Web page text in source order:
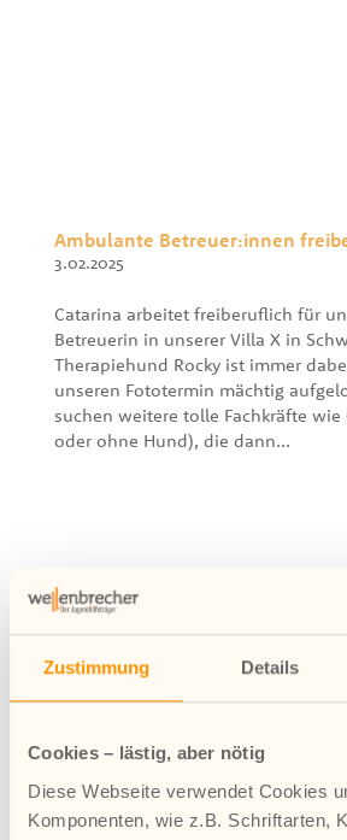
Zustimmung Details
Cookies – lästig, aber nötig
Diese Webseite verwendet Cookies
Komponenten, wie z.B. Schriftarten,
Ambulante Betreuer:innen
3.02.2025
Catarina arbeitet freiberuflich für
Betreuerin in unserer Villa X in
Therapiehund Rocky ist immer
unseren Fototermin mächtig
suchen weitere tolle Fachkräfte wie
oder ohne Hund), die dann...
Wohngruppe Kompass: Kreativ